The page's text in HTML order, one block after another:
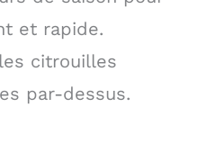
et rapide.
citrouilles
par-dessus.